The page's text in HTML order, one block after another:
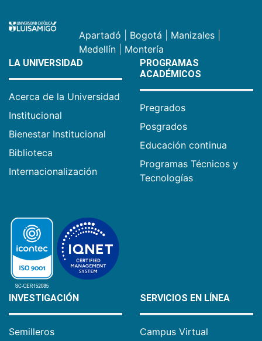
Apartadó Bogotá Manizales
Medellín
Montería
LA UNIVERSIDAD
Acerca de la Universidad
Institucional
Bienestar Institucional
Biblioteca
Internacionalización
PROGRAMAS
ACADÉMICOS
Pregrados
Posgrados
Educación continua
Programas Técnicos y
Tecnologías
INVESTIGACIÓN
Semilleros
SERVICIOS EN LÍNEA
Campus Virtual